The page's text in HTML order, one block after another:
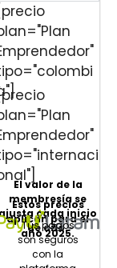
[precio
El valor de la
membresía se
cada inicio
de año.
Estos precios
aplican para el
año 2025.
Tus pagos
son seguros
con la